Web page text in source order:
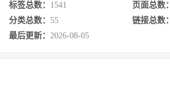
标签总数： 1541 页面总数：
分类总数： 55 链接总数：
最后更新： 2026-08-05